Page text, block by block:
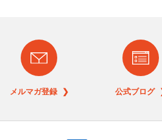
メルマガ登録 ❯ 公式ブログ